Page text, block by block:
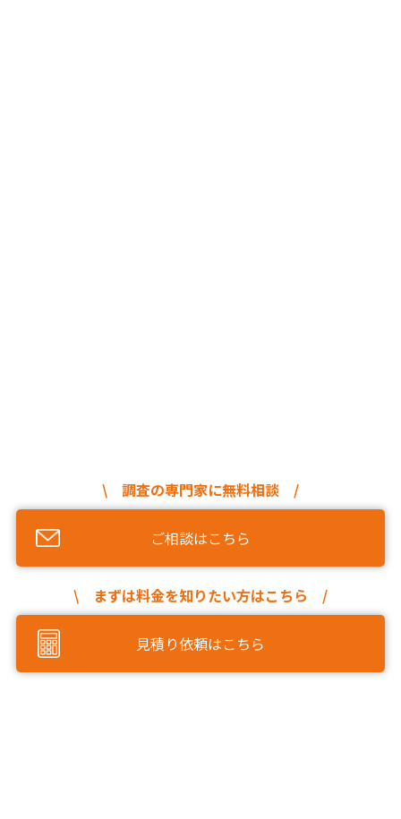
\ 調査の専門家に無料相談 /
ご相談はこちら
\ まずは料金を知りたい方はこちら /
見積り依頼はこちら